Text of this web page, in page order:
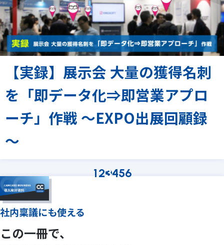
【実録】展示会 大量の獲得名刺
を「即データ化⇒即営業アプロ
ーチ」作戦 ～EXPO出展回顧録
～
123456
社内稟議にも使える
この一冊で、